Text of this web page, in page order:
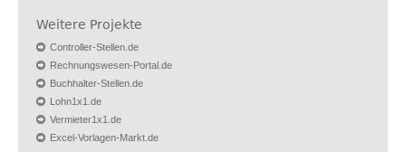
Weitere Projekte
Controller-Stellen.de
Rechnungswesen-Portal.de
Buchhalter-Stellen.de
Lohn1x1.de
Vermieter1x1.de
Excel-Vorlagen-Markt.de